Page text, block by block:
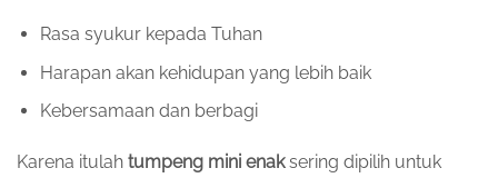
Rasa syukur kepada Tuhan
Harapan akan kehidupan yang lebih baik
Kebersamaan dan berbagi
Karena itulah tumpeng mini enaksering dipilih untuk